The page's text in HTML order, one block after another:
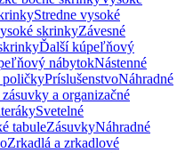
Stredne vysoké
skrinkyZávesné
Ďalší kúpeľňový
nábytokNástenné
poličkyPríslušenstvoNáhradné
a organizačné
Svetelné
tabuleZásuvkyNáhradné
Zrkadlá a zrkadlové